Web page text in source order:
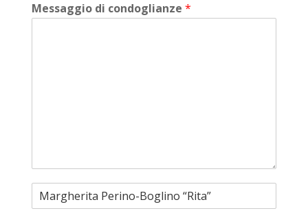
Messaggio di condoglianze *